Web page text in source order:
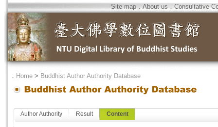
Site map．About us．Consultative
． Home > Buddhist Author Authority Database
Author Authority Result Content